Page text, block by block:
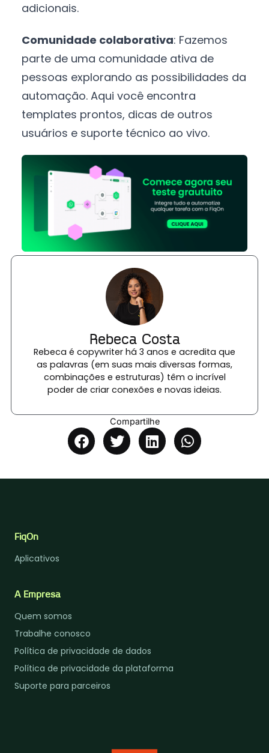
adicionais.
Comunidade colaborativa: Fazemos
parte de uma comunidade ativa de
pessoas explorando as possibilidades da
automação. Aqui você encontra
templates prontos, dicas de outros
usuários e suporte técnico ao vivo.
Rebeca Costa
Rebeca é copywriter há 3 anos e acredita que
as palavras (em suas mais diversas formas,
combinações e estruturas) têm o incrível
poder de criar conexões e novas ideias.
Compartilhe
FiqOn
Aplicativos
A Empresa
Quem somos
Trabalhe conosco
Política de privacidade de dados
Política de privacidade da plataforma
Suporte para parceiros